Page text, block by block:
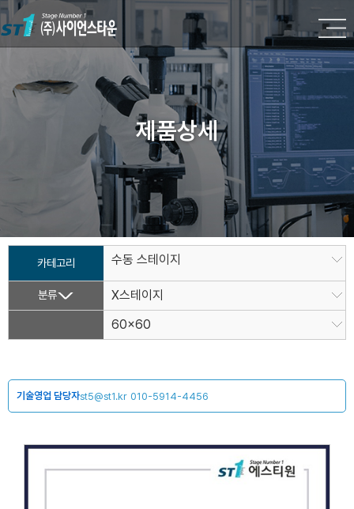
제품상세
카테고리 수동 스테이지
분류
X스테이지
60x60
기술영업 담당자st5@st1.kr 010-5914-4456